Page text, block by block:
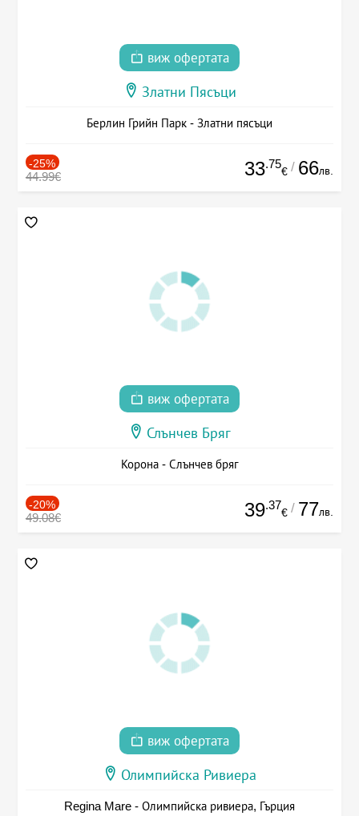
виж офертата
Златни Пясъци
Берлин Грийн Парк - Златни пясъци
-25%
44.99€ 33.75
€ / 66лв.
виж офертата
Слънчев Бряг
Корона - Слънчев бряг
-20%
49.08€ 39.37
€ / 77лв.
виж офертата
Олимпийска Ривиера
Regina Mare - Олимпийска ривиера, Гърция